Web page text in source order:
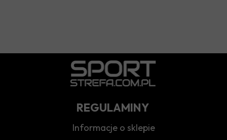
REGULAMINY
Informacje o sklepie